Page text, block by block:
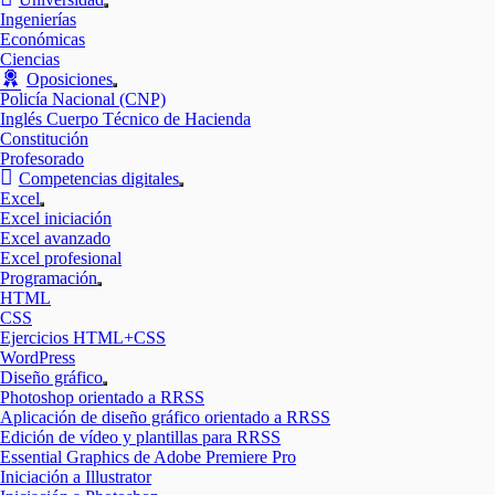
Mostrar
Ingenierías
Económicas
Ciencias
Oposiciones
Mostrar
el
submenú
Policía Nacional (CNP)
Inglés Cuerpo Técnico de Hacienda
Constitución
Profesorado
Competencias digitales
Mostrar
Excel
Mostrar
el
submenú
Excel iniciación
Excel avanzado
Excel profesional
Programación
Mostrar
HTML
CSS
Ejercicios HTML+CSS
WordPress
Diseño gráfico
Mostrar
el
submenú
Photoshop orientado a RRSS
Aplicación de diseño gráfico orientado a RRSS
Edición de vídeo y plantillas para RRSS
Essential Graphics de Adobe Premiere Pro
Iniciación a Illustrator